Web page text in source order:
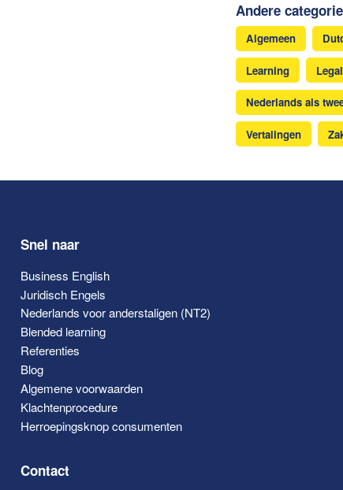
Andere
Algemeen
Learning
Nederlands als
Vertalingen
Snel naar
Business English
Juridisch Engels
Nederlands voor anderstaligen (NT2)
Blended learning
Referenties
Blog
Algemene voorwaarden
Klachtenprocedure
Herroepingsknop consumenten
Contact